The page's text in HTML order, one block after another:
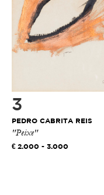
3
PEDRO CABRITA REIS
"Peixe"
2.000 - 3.000